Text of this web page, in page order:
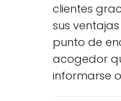
clientes
sus
punto de
acogedor
informarse